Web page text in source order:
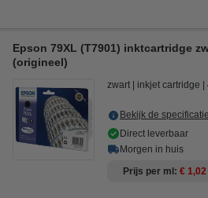
Epson 79XL (T7901) inktcartridge
(origineel)
zwart inkjet cartridge
Bekijk de
Direct leverbaar
Morgen in huis
Prijs per ml
€ 1,02